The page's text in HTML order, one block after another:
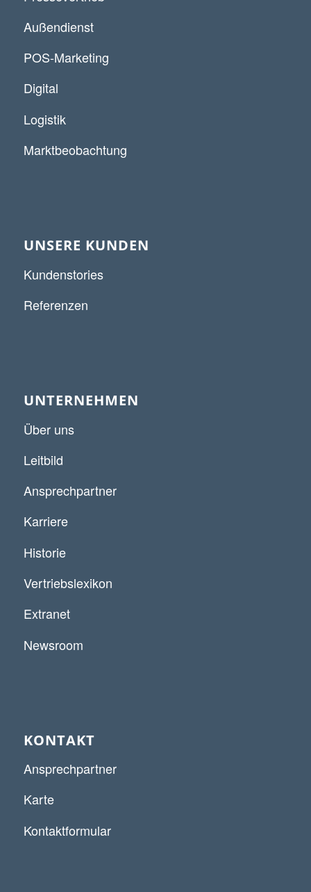
Außendienst
POS-Marketing
Digital
Logistik
Marktbeobachtung
UNSERE KUNDEN
Kundenstories
Referenzen
UNTERNEHMEN
Über uns
Leitbild
Ansprechpartner
Karriere
Historie
Vertriebslexikon
Extranet
Newsroom
KONTAKT
Ansprechpartner
Karte
Kontaktformular